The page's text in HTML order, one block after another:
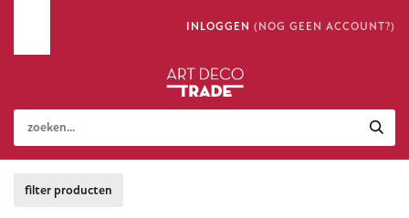
INLOGGEN (NOG GEEN ACCOUNT?)